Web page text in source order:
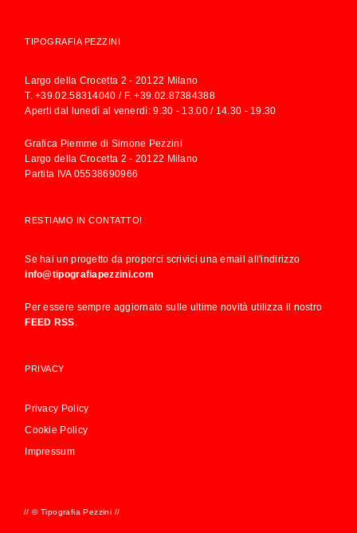
TIPOGRAFIA PEZZINI
Largo della Crocetta 2 - 20122 Milano
T.+39.02.58314040 / F. +39.02.87384388
Aperti dal lunedì al venerdì: 9.30 - 13.00 / 14.30 - 19.30
Grafica Piemme di Simone Pezzini
Largo della Crocetta 2 - 20122 Milano
Partita IVA 05538690966
RESTIAMO IN CONTATTO!
Se hai un progetto da proporci scrivici una email all'indirizzo
info@tipografiapezzini.com
Per essere sempre aggiornato sulle ultime novità utilizza il nostro
FEED RSS.
PRIVACY
Privacy Policy
Cookie Policy
Impressum
// © Tipografia Pezzini //